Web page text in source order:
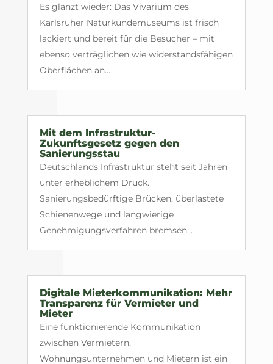
Es glänzt wieder: Das Vivarium des
Karlsruher Naturkundemuseums ist frisch
lackiert und bereit für die Besucher – mit
ebenso verträglichen wie widerstandsfähigen
Oberflächen an...
Mit dem Infrastruktur-
Zukunftsgesetz gegen den
Sanierungsstau
Deutschlands Infrastruktur steht seit Jahren
unter erheblichem Druck.
Sanierungsbedürftige Brücken, überlastete
Schienenwege und langwierige
Genehmigungsverfahren bremsen...
Digitale Mieterkommunikation: Mehr
Transparenz für Vermieter und
Mieter
Eine funktionierende Kommunikation
zwischen Vermietern,
Wohnungsunternehmen und Mietern ist ein